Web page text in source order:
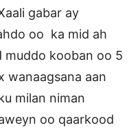
gabar ay
oo ka mid ah
muddo kooban oo 5
wanaagsana aan
milan niman
oo qaarkood